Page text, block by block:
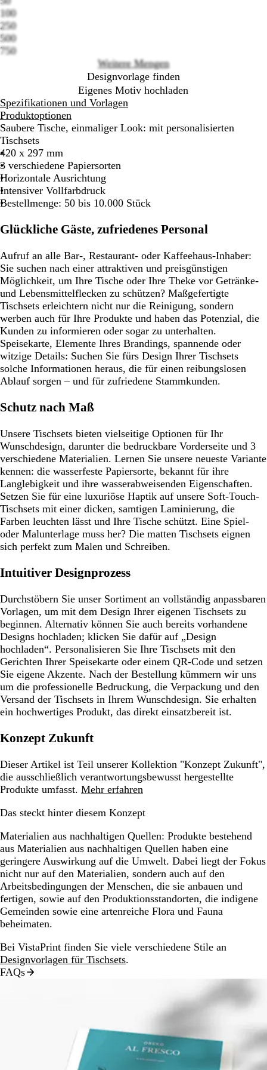
100
250
500
750
Weitere Mengen
Designvorlage finden
Eigenes Motiv hochladen
Spezifikationen und Vorlagen
Produktoptionen
Saubere Tische, einmaliger Look: mit personalisierten
Tischsets
420 x 297 mm
3 verschiedene Papiersorten
Horizontale Ausrichtung
Intensiver Vollfarbdruck
Bestellmenge: 50 bis 10.000 Stück
Glückliche Gäste, zufriedenes Personal
Aufruf an alle Bar-, Restaurant- oder Kaffeehaus-Inhaber:
Sie suchen nach einer attraktiven und preisgünstigen
Möglichkeit, um Ihre Tische oder Ihre Theke vor Getränke-
und Lebensmittelflecken zu schützen? Maßgefertigte
Tischsets erleichtern nicht nur die Reinigung, sondern
werben auch für Ihre Produkte und haben das Potenzial, die
Kunden zu informieren oder sogar zu unterhalten.
Speisekarte, Elemente Ihres Brandings, spannende oder
witzige Details: Suchen Sie fürs Design Ihrer Tischsets
solche Informationen heraus, die für einen reibungslosen
Ablauf sorgen – und für zufriedene Stammkunden.
Schutz nach Maß
Unsere Tischsets bieten vielseitige Optionen für Ihr
Wunschdesign, darunter die bedruckbare Vorderseite und 3
verschiedene Materialien. Lernen Sie unsere neueste Variante
kennen: die wasserfeste Papiersorte, bekannt für ihre
Langlebigkeit und ihre wasserabweisenden Eigenschaften.
Setzen Sie für eine luxuriöse Haptik auf unsere Soft-Touch-
Tischsets mit einer dicken, samtigen Laminierung, die
Farben leuchten lässt und Ihre Tische schützt. Eine Spiel-
oder Malunterlage muss her? Die matten Tischsets eignen
sich perfekt zum Malen und Schreiben.
Intuitiver Designprozess
Durchstöbern Sie unser Sortiment an vollständig anpassbaren
Vorlagen, um mit dem Design Ihrer eigenen Tischsets zu
beginnen. Alternativ können Sie auch bereits vorhandene
Designs hochladen; klicken Sie dafür auf „Design
hochladen“. Personalisieren Sie Ihre Tischsets mit den
Gerichten Ihrer Speisekarte oder einem QR-Code und setzen
Sie eigene Akzente. Nach der Bestellung kümmern wir uns
um die professionelle Bedruckung, die Verpackung und den
Versand der Tischsets in Ihrem Wunschdesign. Sie erhalten
ein hochwertiges Produkt, das direkt einsatzbereit ist.
Konzept Zukunft
Dieser Artikel ist Teil unserer Kollektion "Konzept Zukunft",
die ausschließlich verantwortungsbewusst hergestellte
Produkte umfasst. Mehr erfahren
Das steckt hinter diesem Konzept
Materialien aus nachhaltigen Quellen: Produkte bestehend
aus Materialien aus nachhaltigen Quellen haben eine
geringere Auswirkung auf die Umwelt. Dabei liegt der Fokus
nicht nur auf den Materialien, sondern auch auf den
Arbeitsbedingungen der Menschen, die sie anbauen und
fertigen, sowie auf den Produktionsstandorten, die indigene
Gemeinden sowie eine artenreiche Flora und Fauna
beheimaten.
Bei VistaPrint finden Sie viele verschiedene Stile an
Designvorlagen für Tischsets.
FAQs